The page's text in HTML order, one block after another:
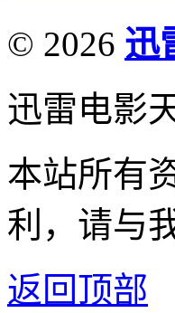
© 2026 迅
迅雷电影
本站所有
利，请与
返回顶部